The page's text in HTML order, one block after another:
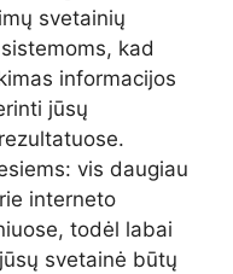
svetainių
kad
informacijos
jūsų
vis daugiau
interneto
todėl labai
svetainė būtų